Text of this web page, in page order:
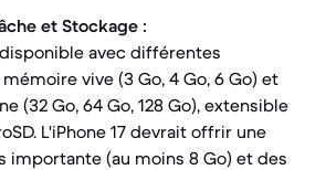
et Stockage :
disponible avec différentes
vive (3 Go, 4 Go, 6 Go) et
(32 Go, 64 Go, 128 Go), extensible
L'iPhone 17 devrait offrir une
importante (au moins 8 Go) et des